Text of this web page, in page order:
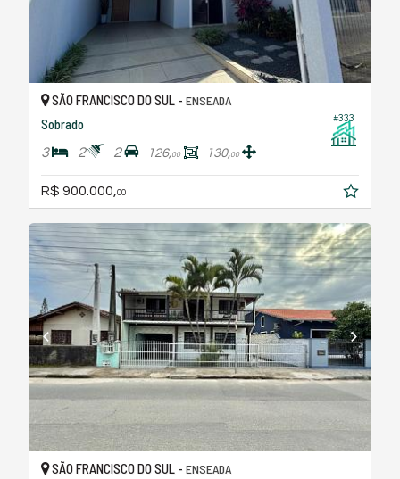
#333
SÃO FRANCISCO DO SUL - ENSEADA
Sobrado
3 2 2 126,00 130,00
R$ 900.000, 00
SÃO FRANCISCO DO SUL - ENSEADA